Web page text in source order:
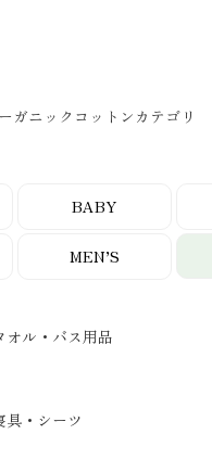
ガニックコットンカテゴリ
BABY
MEN’S
オル・バス用品
具・シーツ